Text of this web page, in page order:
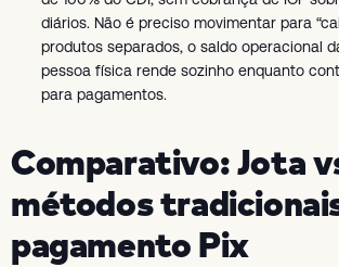
diários. Não é preciso movimentar para
produtos separados, o saldo operacional
pessoa física rende sozinho enquanto
para pagamentos.
Comparativo: Jota
métodos
pagamento Pix